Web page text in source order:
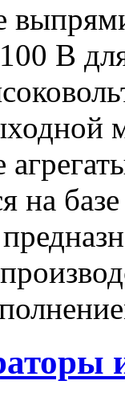
В
на